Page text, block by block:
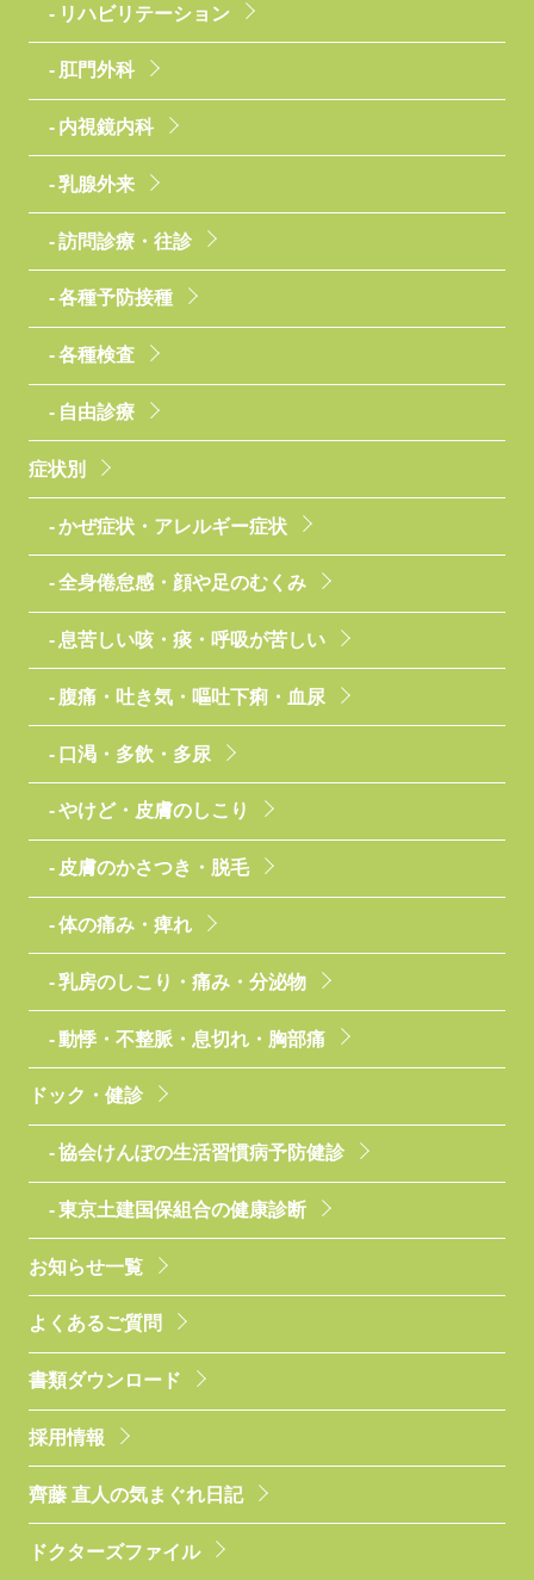
リハビリテーション
肛門外科
内視鏡内科
乳腺外来
訪問診療・往診
各種予防接種
各種検査
自由診療
症状別
かぜ症状・アレルギー症状
全身倦怠感・顔や足のむくみ
息苦しい咳・痰・呼吸が苦しい
腹痛・吐き気・嘔吐下痢・血尿
口渇・多飲・多尿
やけど・皮膚のしこり
皮膚のかさつき・脱毛
体の痛み・痺れ
乳房のしこり・痛み・分泌物
動悸・不整脈・息切れ・胸部痛
ドック・健診
協会けんぽの生活習慣病予防健診
東京土建国保組合の健康診断
お知らせ一覧
よくあるご質問
書類ダウンロード
採用情報
齊藤 直人の気まぐれ日記
ドクターズファイル